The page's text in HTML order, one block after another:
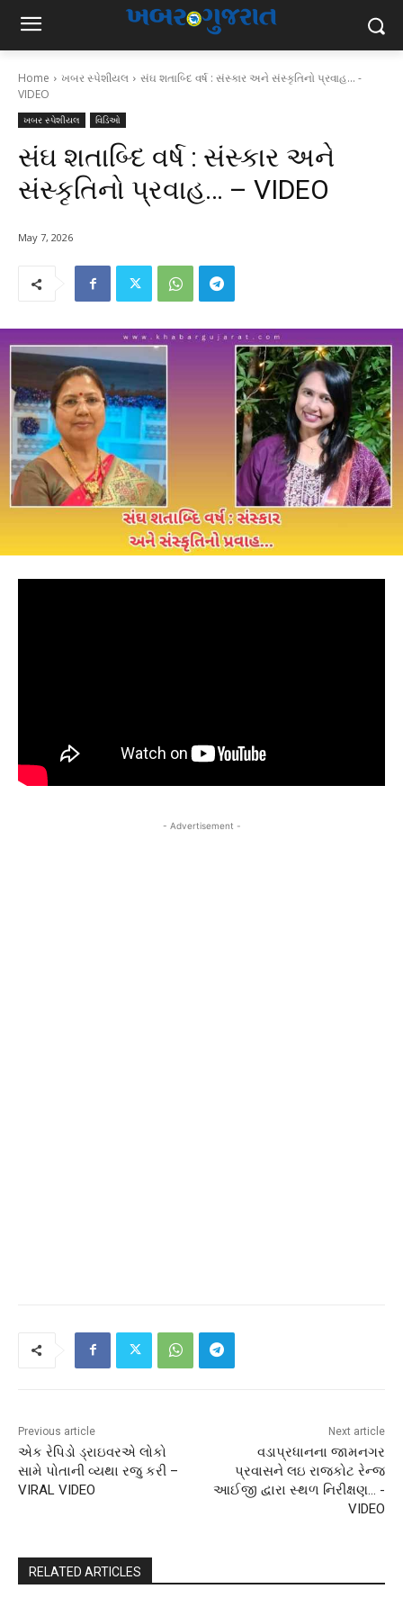
Home ખબર સ્પેશીયલ
સંઘ શતાબ્દિ વર્ષ : સંસ્કાર અને સંસ્કૃતિનો પ્રવાહ... -
VIDEO
ખબર સ્પેશીયલ વિડિઓ
સંઘ શતાબ્દિ વર્ષ : સંસ્કાર અને
સંસ્કૃતિનો પ્રવાહ… – VIDEO
May 7, 2026
- Advertisement -
Previous article
એક રેપિડો ડ્રાઇવરએ લોકો
સામે પોતાની વ્યથા રજુ કરી –
VIRAL VIDEO
Next article
વડાપ્રધાનના જામનગર
પ્રવાસને લઇ રાજકોટ રેન્જ
આઈજી દ્વારા સ્થળ નિરીક્ષણ… -
VIDEO
RELATED ARTICLES